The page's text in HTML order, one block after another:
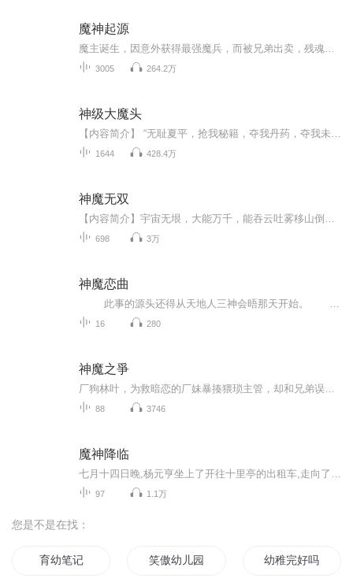
魔神起源
3005 264.2万
神级大魔头
1644 428.4万
神魔无双
698 3万
神魔恋曲
16 280
神魔之爭
88 3746
魔神降临
97 1.1万
您是不是在找：
育幼笔记 笑傲幼儿园 幼稚完好吗